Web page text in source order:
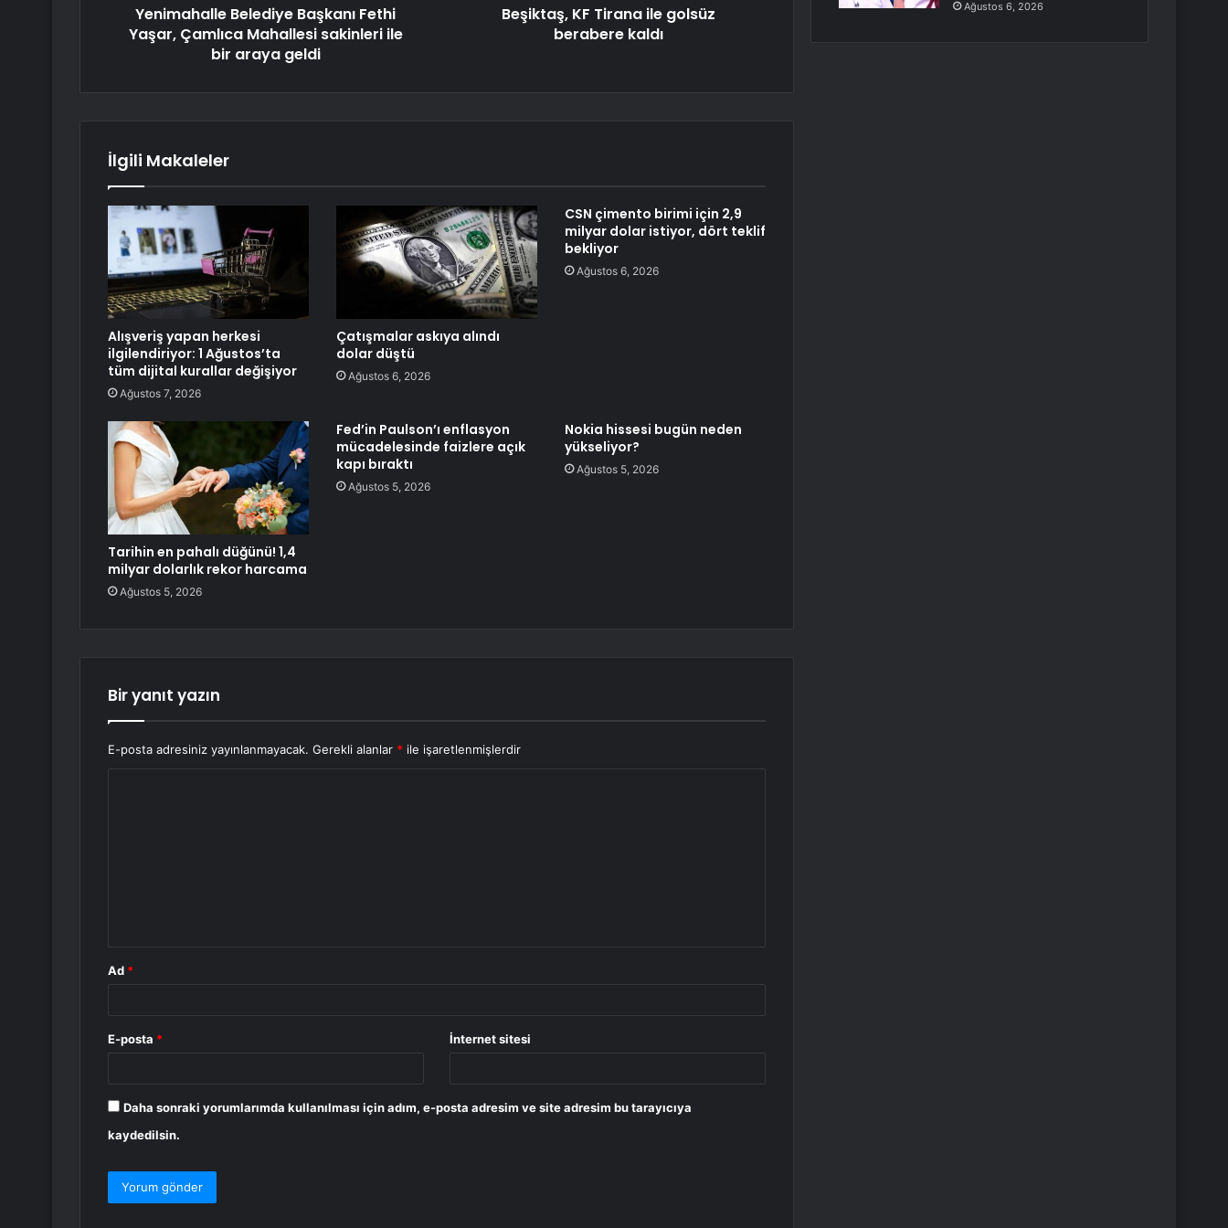
Yenimahalle Belediye Başkanı Fethi
Yaşar, Çamlıca Mahallesi sakinleri ile
bir araya geldi
Beşiktaş, KF Tirana ile golsüz
berabere kaldı
İlgili Makaleler
Alışveriş yapan herkesi
ilgilendiriyor: 1 Ağustos’ta
tüm dijital kurallar değişiyor
Ağustos 7, 2026
Çatışmalar askıya alındı
dolar düştü
Ağustos 6, 2026
CSN çimento birimi için 2,9
milyar dolar istiyor, dört teklif
bekliyor
Ağustos 6, 2026
Tarihin en pahalı düğünü! 1,4
milyar dolarlık rekor harcama
Ağustos 5, 2026
Fed’in Paulson’ı enflasyon
mücadelesinde faizlere açık
kapı bıraktı
Ağustos 5, 2026
Nokia hissesi bugün neden
yükseliyor?
Ağustos 5, 2026
Bir yanıt yazın
E-posta adresiniz yayınlanmayacak. Gerekli alanlar * ile işaretlenmişlerdir
Ad *
E-posta * İnternet sitesi
Daha sonraki yorumlarımda kullanılması için adım, e-posta adresim ve site adresim bu tarayıcıya
kaydedilsin.
Ağustos 6, 2026